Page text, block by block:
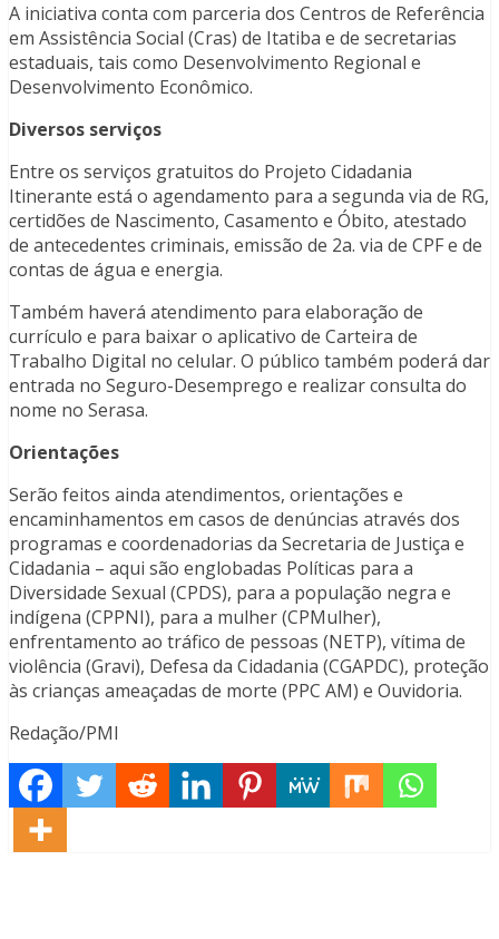
A iniciativa conta com parceria dos Centros de Referência
em Assistência Social (Cras) de Itatiba e de secretarias
estaduais, tais como Desenvolvimento Regional e
Desenvolvimento Econômico.
Diversos serviços
Entre os serviços gratuitos do Projeto Cidadania
Itinerante está o agendamento para a segunda via de RG,
certidões de Nascimento, Casamento e Óbito, atestado
de antecedentes criminais, emissão de 2a. via de CPF e de
contas de água e energia.
Também haverá atendimento para elaboração de
currículo e para baixar o aplicativo de Carteira de
Trabalho Digital no celular. O público também poderá dar
entrada no Seguro-Desemprego e realizar consulta do
nome no Serasa.
Orientações
Serão feitos ainda atendimentos, orientações e
encaminhamentos em casos de denúncias através dos
programas e coordenadorias da Secretaria de Justiça e
Cidadania – aqui são englobadas Políticas para a
Diversidade Sexual (CPDS), para a população negra e
indígena (CPPNI), para a mulher (CPMulher),
enfrentamento ao tráfico de pessoas (NETP), vítima de
violência (Gravi), Defesa da Cidadania (CGAPDC), proteção
às crianças ameaçadas de morte (PPC AM) e Ouvidoria.
Redação/PMI